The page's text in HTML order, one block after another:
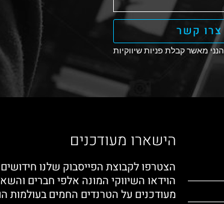
הנני מאשר קבלת פניות שיווקיות
צרו קשר
הישארו מעודכנים
הצטרפו לקבוצת הפייסבוק שלנו
הוידאו השיווקי המונה אלפי חברים
מעודכנים על הטרנדים החמים בעולמות